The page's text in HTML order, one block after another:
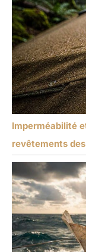
Imperméabilité
revêtements